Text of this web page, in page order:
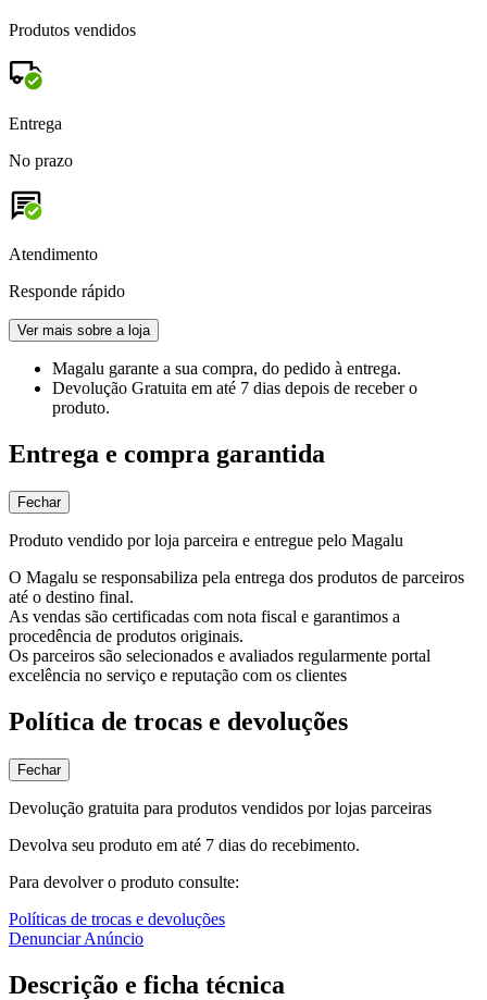
Produtos vendidos
Entrega
No prazo
Atendimento
Responde rápido
Ver mais sobre a loja
Magalu garante a sua compra, do pedido à entrega.
Devolução Gratuita em até 7 dias depois de receber o
produto.
Entrega e compra garantida
Fechar
Produto vendido por loja parceira e entregue pelo Magalu
O Magalu se responsabiliza pela entrega dos produtos de parceiros
até o destino final.
As vendas são certificadas com nota fiscal e garantimos a
procedência de produtos originais.
Os parceiros são selecionados e avaliados regularmente portal
excelência no serviço e reputação com os clientes
Política de trocas e devoluções
Fechar
Devolução gratuita para produtos vendidos por lojas parceiras
Devolva seu produto em até 7 dias do recebimento.
Para devolver o produto consulte:
Políticas de trocas e devoluções
Denunciar Anúncio
Descrição e ficha técnica